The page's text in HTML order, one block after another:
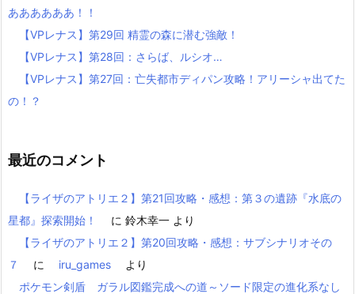
ああああああ！！
【VPレナス】第29回 精霊の森に潜む強敵！
【VPレナス】第28回：さらば、ルシオ…
【VPレナス】第27回：亡失都市ディパン攻略！アリーシャ出てた
の！？
最近のコメント
【ライザのアトリエ２】第21回攻略・感想：第３の遺跡『水底の
星都』探索開始！
に 鈴木幸一 より
【ライザのアトリエ２】第20回攻略・感想：サブシナリオその
７
に iru_games
より
ポケモン剣盾 ガラル図鑑完成への道～ソード限定の進化系なし